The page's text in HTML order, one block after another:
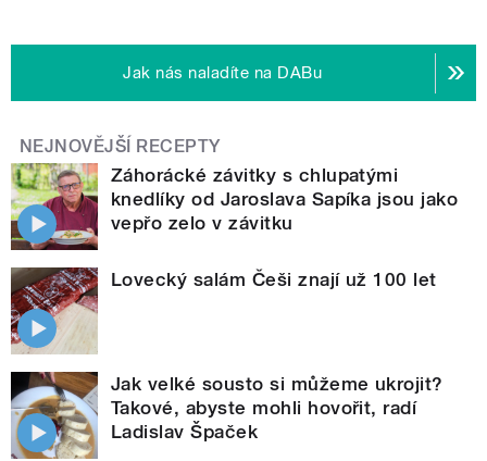
Jak nás naladíte na DABu
NEJNOVĚJŠÍ RECEPTY
Záhorácké závitky s chlupatými
knedlíky od Jaroslava Sapíka jsou jako
vepřo zelo v závitku
Lovecký salám Češi znají už 100 let
Jak velké sousto si můžeme ukrojit?
Takové, abyste mohli hovořit, radí
Ladislav Špaček